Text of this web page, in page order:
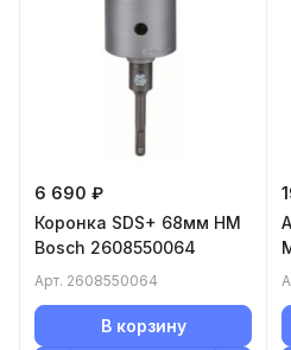
6 690 ₽
Коронка SDS+ 68мм HM
Bosch 2608550064
Арт. 2608550064
В корзину